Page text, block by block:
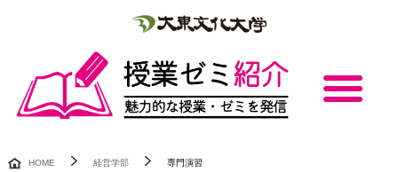
HOME 経営学部 専門演習